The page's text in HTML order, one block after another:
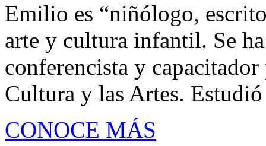
Emilio es “niñólogo,
arte y cultura infantil. Se
conferencista y
Cultura y las Artes.
CONOCE MÁS